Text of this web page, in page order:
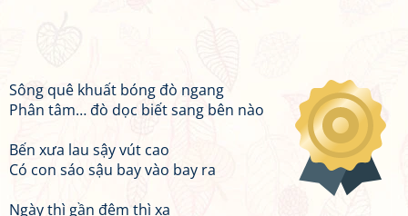
Sông quê khuất bóng đò ngang
Phân tâm… đò dọc biết sang bên nào
Bến xưa lau sậy vút cao
Có con sáo sậu bay vào bay ra
Ngày thì gần đêm thì xa